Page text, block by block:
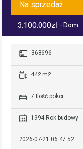
Na sprzedaż
3.100.000zł - Dom
368696
442 m2
7 Ilość pokoi
1994 Rok budowy
2026-07-21 06:47:52